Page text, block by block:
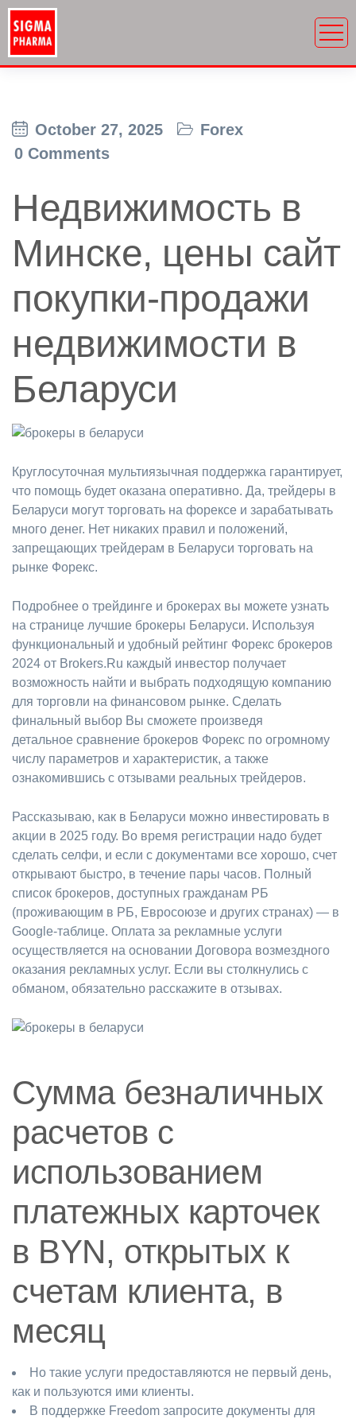
October 27, 2025
Forex
0 Comments
Недвижимость в
Минске, цены сайт
покупки-продажи
недвижимости в
Беларуси
Круглосуточная мультиязычная поддержка гарантирует,
что помощь будет оказана оперативно. Да, трейдеры в
Беларуси могут торговать на форексе и зарабатывать
много денег. Нет никаких правил и положений,
запрещающих трейдерам в Беларуси торговать на
рынке Форекс.
Подробнее о трейдинге и брокерах вы можете узнать
на странице лучшие брокеры Беларуси. Используя
функциональный и удобный рейтинг Форекс брокеров
2024 от Brokers.Ru каждый инвестор получает
возможность найти и выбрать подходящую компанию
для торговли на финансовом рынке. Сделать
финальный выбор Вы сможете произведя
детальное сравнение брокеров Форекс по огромному
числу параметров и характеристик, а также
ознакомившись с отзывами реальных трейдеров.
Рассказываю, как в Беларуси можно инвестировать в
акции в 2025 году. Во время регистрации надо будет
сделать селфи, и если с документами все хорошо, счет
открывают быстро, в течение пары часов. Полный
список брокеров, доступных гражданам РБ
(проживающим в РБ, Евросоюзе и других странах) — в
Google-таблице. Оплата за рекламные услуги
осуществляется на основании Договора возмездного
оказания рекламных услуг. Если вы столкнулись с
обманом, обязательно расскажите в отзывах.
Сумма безналичных
расчетов с
использованием
платежных карточек
в BYN, открытых к
счетам клиента, в
месяц
Но такие услуги предоставляются не первый день,
как и пользуются ими клиенты.
В поддержке Freedom запросите документы для